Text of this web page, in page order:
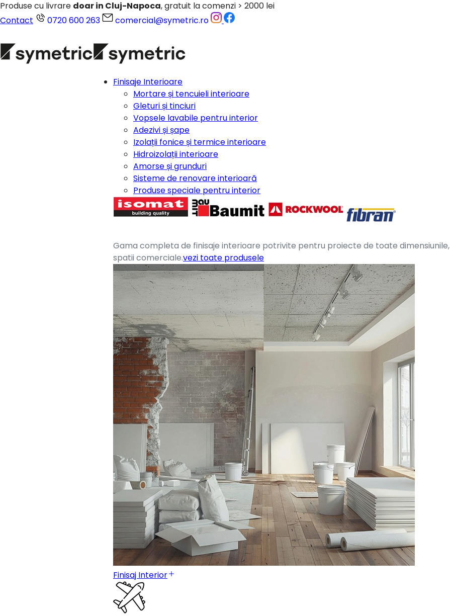
Produse cu livrare doar in Cluj-Napoca, gratuit la comenzi > 2000 lei
Contact
0720 600 263 comercial@symetric.ro
Finisaje Interioare
Mortare și tencuieli interioare
Gleturi și tinciuri
Vopsele lavabile pentru interior
Adezivi și șape
Izolații fonice și termice interioare
Hidroizolații interioare
Amorse și grunduri
Sisteme de renovare interioară
Produse speciale pentru interior
Gama completa de finisaje interioare potrivite pentru proiecte de toate
spatii comerciale.vezi toate produsele
Finisaj Interior